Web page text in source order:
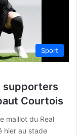
Sport
supporters
Courtois
maillot du Real
hier au stade